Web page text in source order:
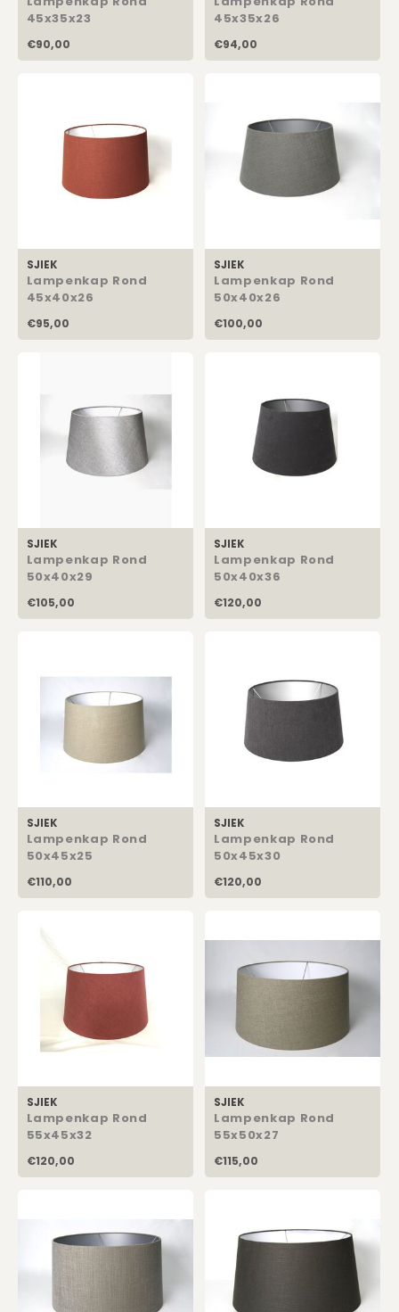
45x35x23
€90,00
45x35x26
€94,00
SJIEK
Lampenkap Rond
45x40x26
€95,00
SJIEK
Lampenkap Rond
50x40x26
€100,00
SJIEK
Lampenkap Rond
50x40x29
€105,00
SJIEK
Lampenkap Rond
50x40x36
€120,00
SJIEK
Lampenkap Rond
50x45x25
€110,00
SJIEK
Lampenkap Rond
50x45x30
€120,00
SJIEK
Lampenkap Rond
55x45x32
€120,00
SJIEK
Lampenkap Rond
55x50x27
€115,00